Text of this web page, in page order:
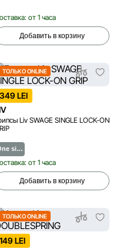
от 1 часа
Добавить в корзину
ТОЛЬКО ONLINE
349 LEI
Liv SWAGE SINGLE LOCK-ON
si…
от 1 часа
Добавить в корзину
ТОЛЬКО ONLINE
149 LEI